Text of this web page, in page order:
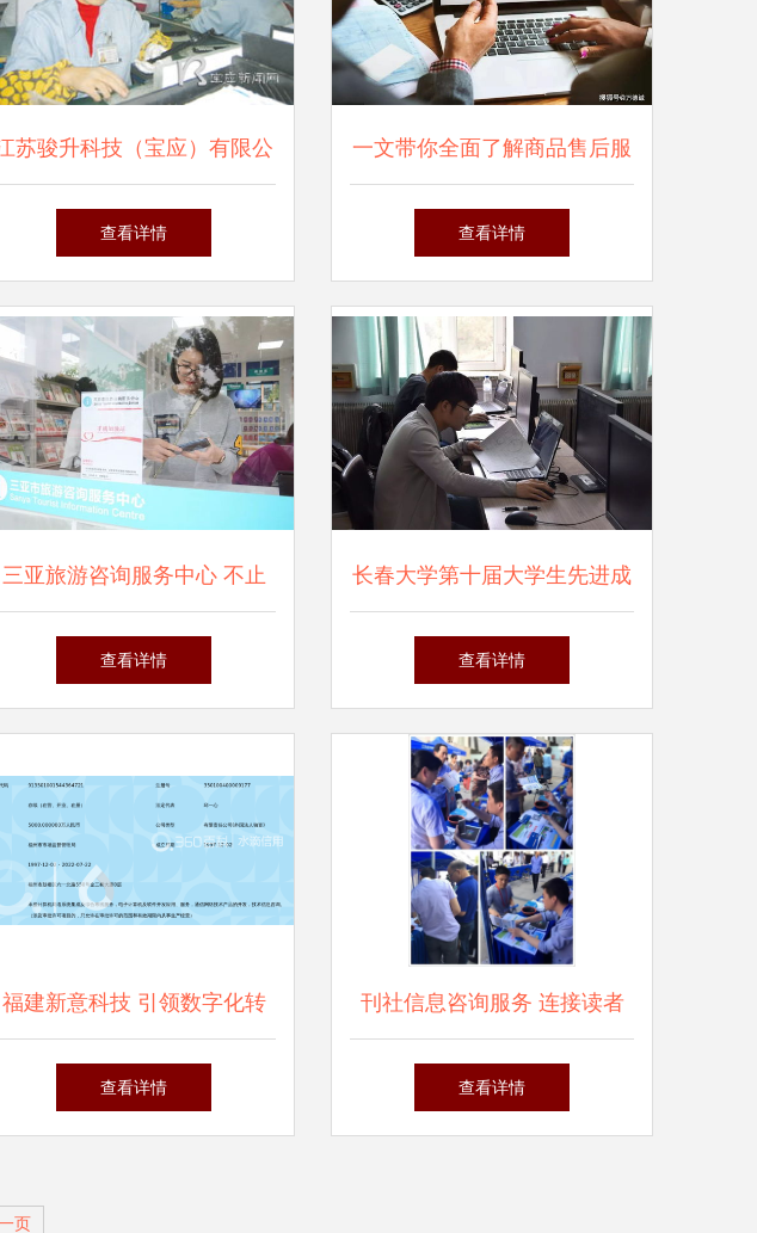
苏骏升科技（宝应）有限公
司概况与信息咨询服务参考
查看详情
一文带你全面了解商品售后服
务认证信息咨询服务
查看详情
三亚旅游咨询服务中心 不止
于问路，更是旅途中的充电驿
查看详情
长春大学第十届大学生先进成
图技术与产品信息建模创新大
查看详情
福建新意科技 引领数字化转
型，赋能企业信息咨询服务新
查看详情
刊社信息咨询服务 连接读者
与出版物的桥梁
查看详情
页